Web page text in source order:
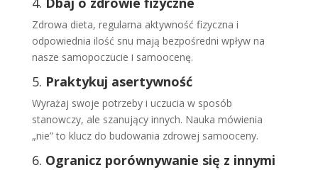
Zdrowa dieta, regularna aktywność fizyczna i
odpowiednia ilość snu mają bezpośredni wpływ na
nasze samopoczucie i samoocenę.
5. Praktykuj asertywność
Wyrażaj swoje potrzeby i uczucia w sposób
stanowczy, ale szanujący innych. Nauka mówienia
„nie” to klucz do budowania zdrowej samooceny.
6. Ogranicz porównywanie się z innymi